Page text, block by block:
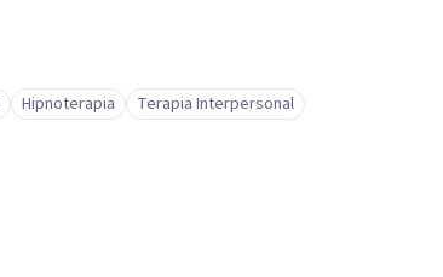
Hipnoterapia
Terapia Interpersonal